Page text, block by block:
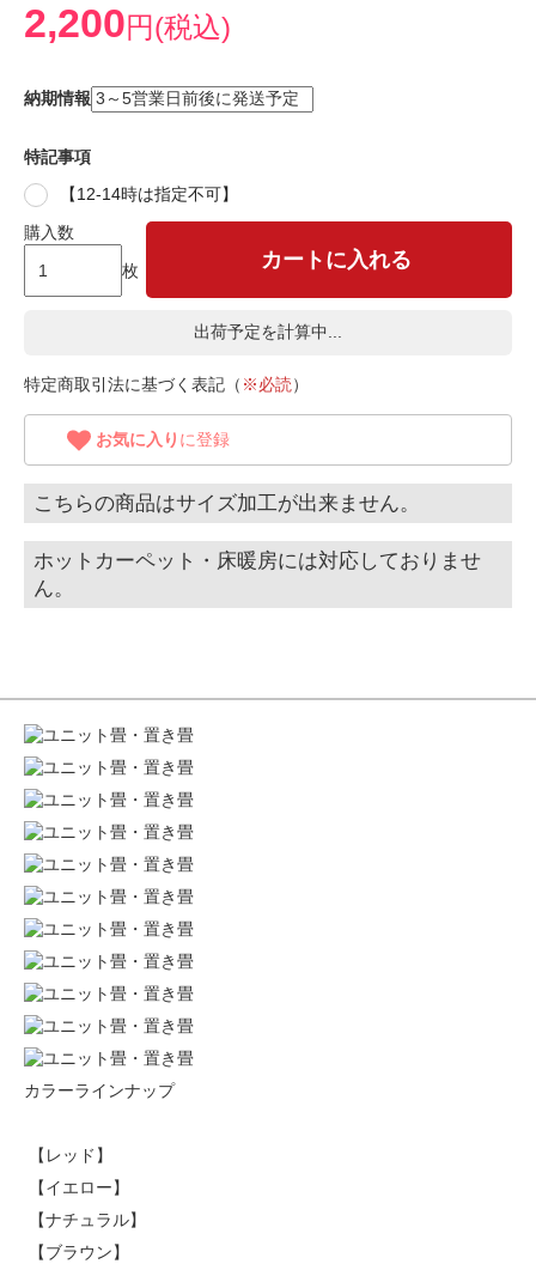
2,200円(税込)
納期情報
特記事項
【12-14時は指定不可】
購入数
枚
カートに入れる
出荷予定を計算中...
特定商取引法に基づく表記（ ※必読）
お気に入り に登録
こちらの商品はサイズ加工が出来ません。
ホットカーペット・床暖房には対応しておりませ
ん。
カラーラインナップ
【レッド】
【イエロー】
【ナチュラル】
【ブラウン】